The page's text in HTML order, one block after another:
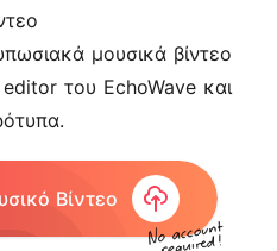
μουσικά βίντεο
editor του EchoWave και
Βίντεο